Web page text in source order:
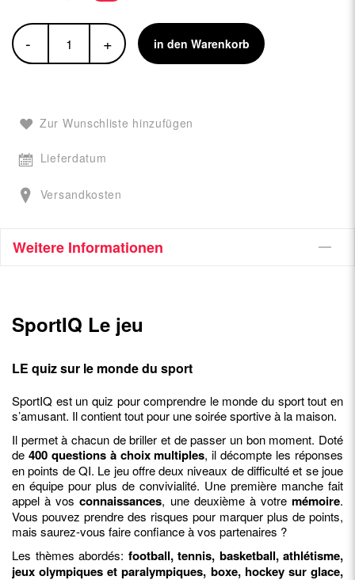
- + in den Warenkorb
Zur Wunschliste hinzufügen
Lieferdatum
Versandkosten
Weitere Informationen
SportIQ Le jeu
LE quiz sur le monde du sport
SportIQ est un quiz pour comprendre le monde du sport tout en
s’amusant. Il contient tout pour une soirée sportive à la maison.
Il permet à chacun de briller et de passer un bon moment. Doté
de 400 questions à choix multiples, il décompte les réponses
en points de QI. Le jeu offre deux niveaux de difficulté et se joue
en équipe pour plus de convivialité. Une première manche fait
appel à vosconnaissances, une deuxième à votre mémoire.
Vous pouvez prendre des risques pour marquer plus de points,
mais saurez-vous faire confiance à vos partenaires ?
Les thèmes abordés: football, tennis, basketball, athlétisme,
jeux olympiques et paralympiques, boxe, hockey sur glace,